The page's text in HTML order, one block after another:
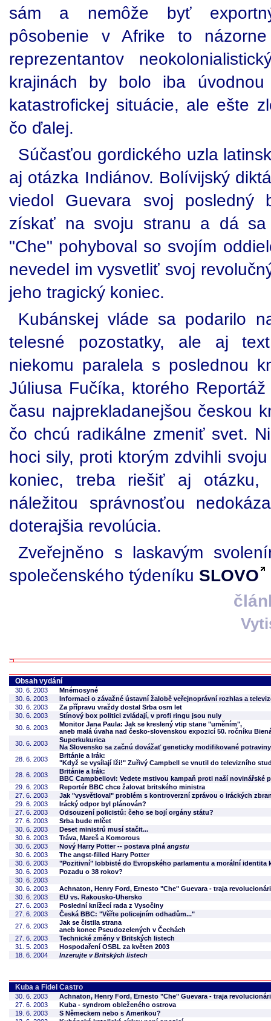
sám a nemôže byť
pôsobenie v Afrike to názorne
reprezentantov
krajinách by bolo iba
katastrofickej situácie, ale ešte
čo ďalej.
Súčasťou gordického uzla
aj otázka Indiánov. Bolívijský
viedol Guevara svoj posledný
získať na svoju stranu a dá
"Che" pohyboval so svojím
nevedel im vysvetliť svoj
jeho tragický koniec.
Kubánskej vláde sa podarilo
telesné pozostatky, ale aj
niekomu paralela s poslednou
Júliusa Fučíka, ktorého
času najprekladanejšou českou
čo chcú radikálne zmeniť svet.
hoci sily, proti ktorým zdvihli
koniec, treba riešiť aj
náležitou správnosťou
doterajšia revolúcia.
Zveřejněno s laskavým
společenského týdeníku SLOVO
Obsah vydání
30. 6. 2003
Mnémosyné
30. 6. 2003
Informaci o závažné ústavní žalobě veřejnoprávní rozhlas a
30. 6. 2003
Za přípravu vraždy dostal Srba osm let
30. 6. 2003
Stínový box politici zvládají, v profi ringu jsou nuly
30. 6. 2003
Monitor Jana Paula: Jak se kreslený vtip stane "uměním",
aneb malá úvaha nad česko-slovenskou expozicí 50. ročníku
30. 6. 2003
Superkukurica
Na Slovensko sa začnú dovážať geneticky modifikované potraviny
28. 6. 2003
Británie a Irák:
"Když se vysílají lži!" Zuřivý Campbell se vnutil do televizního
28. 6. 2003
Británie a Irák:
BBC Campbellovi: Vedete mstivou kampaň proti naší novinářské
29. 6. 2003
Reportér BBC chce žalovat britského ministra
27. 6. 2003
Jak "vysvětloval" problém s kontroverzní zprávou o iráckých
29. 6. 2003
Irácký odpor byl plánován?
27. 6. 2003
Odsouzení policistů: čeho se bojí orgány státu?
27. 6. 2003
Srba bude mlčet
30. 6. 2003
Deset ministrů musí stačit...
30. 6. 2003
Tráva, Mareš a Komorous
30. 6. 2003
Nový Harry Potter -- postava plná angstu
30. 6. 2003
The angst-filled Harry Potter
30. 6. 2003
"Pozitivní" lobbisté do Evropského parlamentu a morální identita
30. 6. 2003
Pozadu o 38 rokov?
30. 6. 2003
30. 6. 2003
Achnaton, Henry Ford, Ernesto "Che" Guevara - traja revolucionári
30. 6. 2003
EU vs. Rakousko-Uhersko
27. 6. 2003
Poslední knížecí rada z Vysočiny
27. 6. 2003
Česká BBC: "Věřte policejním odhadům..."
27. 6. 2003
Jak se čistila strana
aneb konec Pseudozelených v Čechách
27. 6. 2003
Technické změny v Britských listech
31. 5. 2003
Hospodaření OSBL za květen 2003
18. 6. 2004
Inzerujte v Britských listech
Kuba a Fidel Castro
30. 6. 2003
Achnaton, Henry Ford, Ernesto "Che" Guevara - traja revolucionári
27. 6. 2003
Kuba - syndrom obleženého ostrova
19. 6. 2003
S Německem nebo s Amerikou?